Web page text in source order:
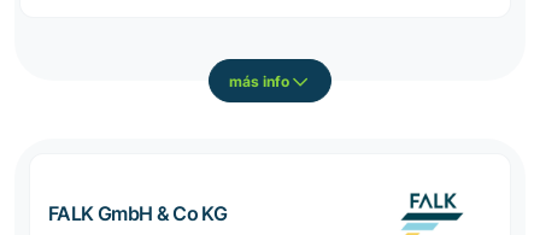
más info
FALK GmbH & Co KG